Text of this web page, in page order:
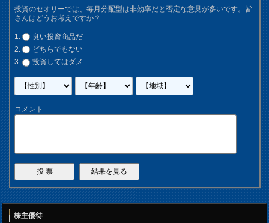
投資のセオリーでは、毎月分配型は非効率だと否定な意見が多いです。皆
さんはどうお考えですか？
良い投資商品だ
どちらでもない
投資してはダメ
コメント
株主優待